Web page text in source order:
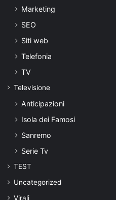
Marketing
SEO
Siti web
Telefonia
TV
Televisione
Anticipazioni
Isola dei Famosi
Sanremo
Serie Tv
TEST
Uncategorized
Virali